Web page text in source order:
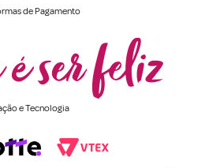
de Pagamento
e Tecnologia